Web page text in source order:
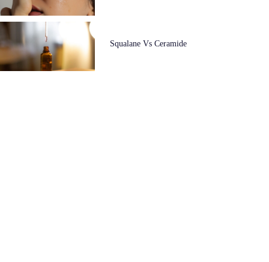
Squalane Vs Ceramide